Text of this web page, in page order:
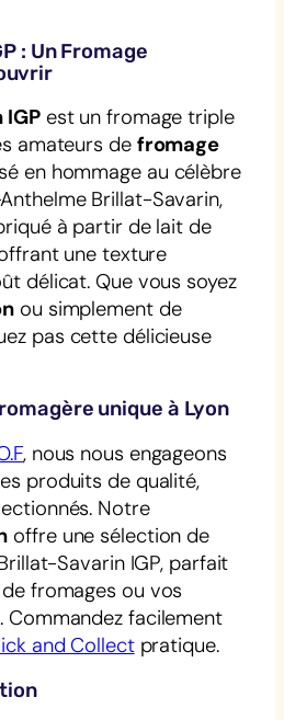
: Un Fromage
est un fromage triple
amateurs de fromage
en hommage au célèbre
Brillat-Savarin,
à partir de lait de
une texture
délicat. Que vous soyez
ou simplement de
pas cette délicieuse
unique à Lyon
, nous nous engageons
produits de qualité,
Notre
offre une sélection de
Savarin IGP, parfait
fromages ou vos
Commandez facilement
and Collectpratique.